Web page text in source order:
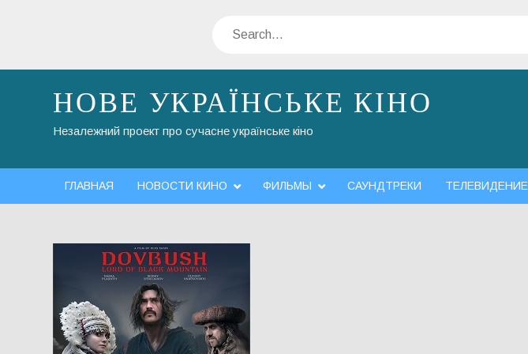
Search
НОВЕ УКРАЇНСЬКЕ КІНО
Незалежний проект про сучасне українське кіно
ГЛАВНАЯ НОВОСТИ КИНО ФИЛЬМЫ САУНДТРЕКИ ТЕЛЕВИДЕНИЕ